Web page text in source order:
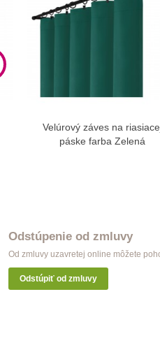
Zobraziť viac
Velúrový záves na
páske farba Zelená
Odstúpenie od zmluvy
Od zmluvy uzavretej online môžete
Odstúpiť od zmluvy